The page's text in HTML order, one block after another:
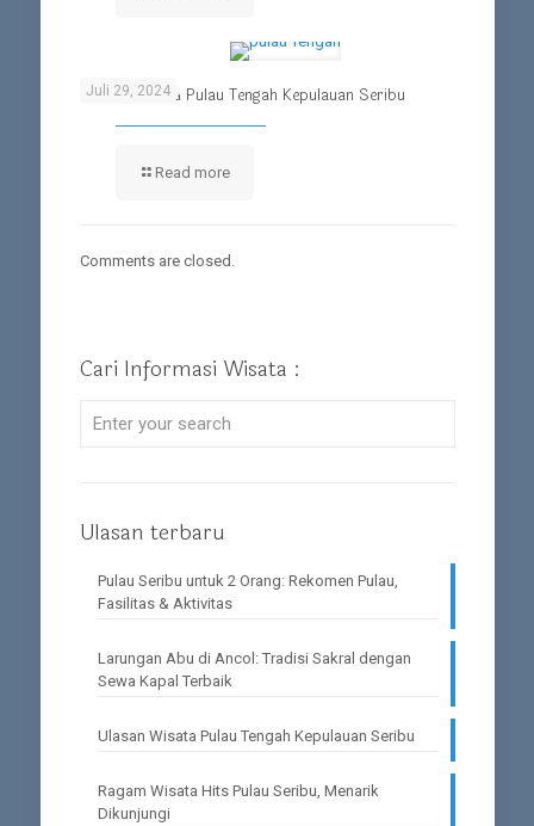
Juli 29, 2024
Ulasan Wisata Pulau Tengah Kepulauan Seribu
Read more
Comments are closed.
Cari Informasi Wisata :
Ulasan terbaru
Pulau Seribu untuk 2 Orang: Rekomen Pulau,
Fasilitas & Aktivitas
Larungan Abu di Ancol: Tradisi Sakral dengan
Sewa Kapal Terbaik
Ulasan Wisata Pulau Tengah Kepulauan Seribu
Ragam Wisata Hits Pulau Seribu, Menarik
Dikunjungi